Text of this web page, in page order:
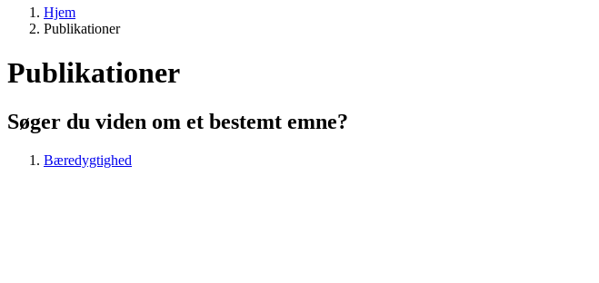
Hjem
Publikationer
Publikationer
Søger du viden om et bestemt emne?
Bæredygtighed